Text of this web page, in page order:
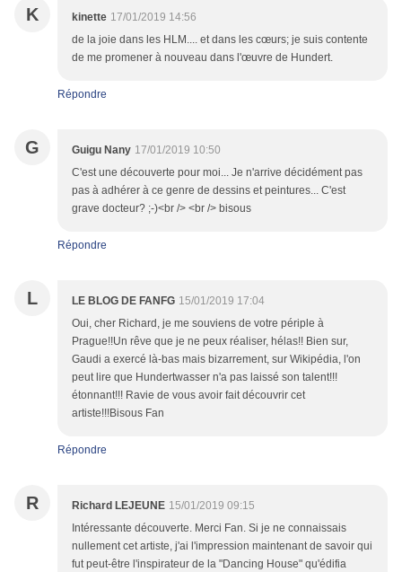
K kinette 17/01/2019 14:56
de la joie dans les HLM.... et dans les cœurs; je suis contente
de me promener à nouveau dans l'œuvre de Hundert.
Répondre
G Guigu Nany 17/01/2019 10:50
C'est une découverte pour moi... Je n'arrive décidément pas
pas à adhérer à ce genre de dessins et peintures... C'est
grave docteur? ;-)<br /> <br /> bisous
Répondre
L LE BLOG DE FANFG 15/01/2019 17:04
Oui, cher Richard, je me souviens de votre périple à
Prague!!Un rêve que je ne peux réaliser, hélas!! Bien sur,
Gaudi a exercé là-bas mais bizarrement, sur Wikipédia, l'on
peut lire que Hundertwasser n'a pas laissé son talent!!!
étonnant!!! Ravie de vous avoir fait découvrir cet
artiste!!!Bisous Fan
Répondre
R Richard LEJEUNE 15/01/2019 09:15
Intéressante découverte. Merci Fan. Si je ne connaissais
nullement cet artiste, j'ai l'impression maintenant de savoir qui
fut peut-être l'inspirateur de la "Dancing House" qu'édifia